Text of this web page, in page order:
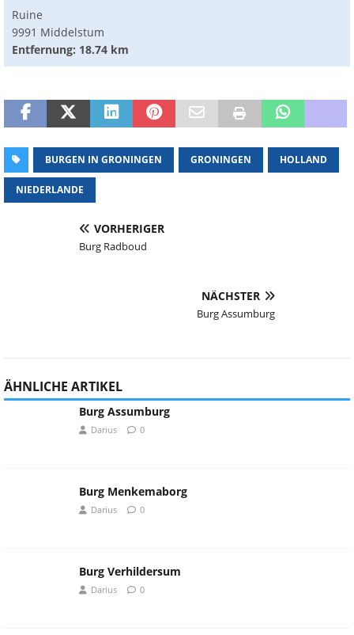
Ruine
9991 Middelstum
Entfernung: 18.74 km
BURGEN IN GRONINGEN GRONINGEN HOLLAND
NIEDERLANDE
VORHERIGER
Burg Radboud
NÄCHSTER
Burg Assumburg
ÄHNLICHE ARTIKEL
Burg Assumburg
Darius 0
Burg Menkemaborg
Darius 0
Burg Verhildersum
Darius 0